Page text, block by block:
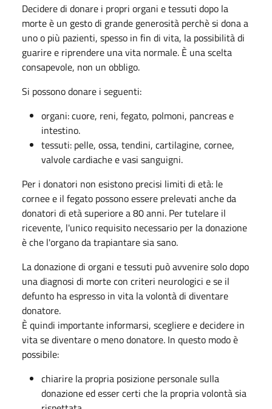
Decidere di donare i propri organi e tessuti dopo la
morte è un gesto di grande generosità perchè si dona a
uno o più pazienti, spesso in fin di vita, la possibilità di
guarire e riprendere una vita normale. È una scelta
consapevole, non un obbligo.
Si possono donare i seguenti:
organi: cuore, reni, fegato, polmoni, pancreas e
intestino.
tessuti: pelle, ossa, tendini, cartilagine, cornee,
valvole cardiache e vasi sanguigni.
Per i donatori non esistono precisi limiti di età: le
cornee e il fegato possono essere prelevati anche da
donatori di età superiore a 80 anni. Per tutelare il
ricevente, l'unico requisito necessario per la donazione
è che l'organo da trapiantare sia sano.
La donazione di organi e tessuti può avvenire solo dopo
una diagnosi di morte con criteri neurologici e se il
defunto ha espresso in vita la volontà di diventare
donatore.
È quindi importante informarsi, scegliere e decidere in
vita se diventare o meno donatore. In questo modo è
possibile:
chiarire la propria posizione personale sulla
donazione ed esser certi che la propria volontà sia